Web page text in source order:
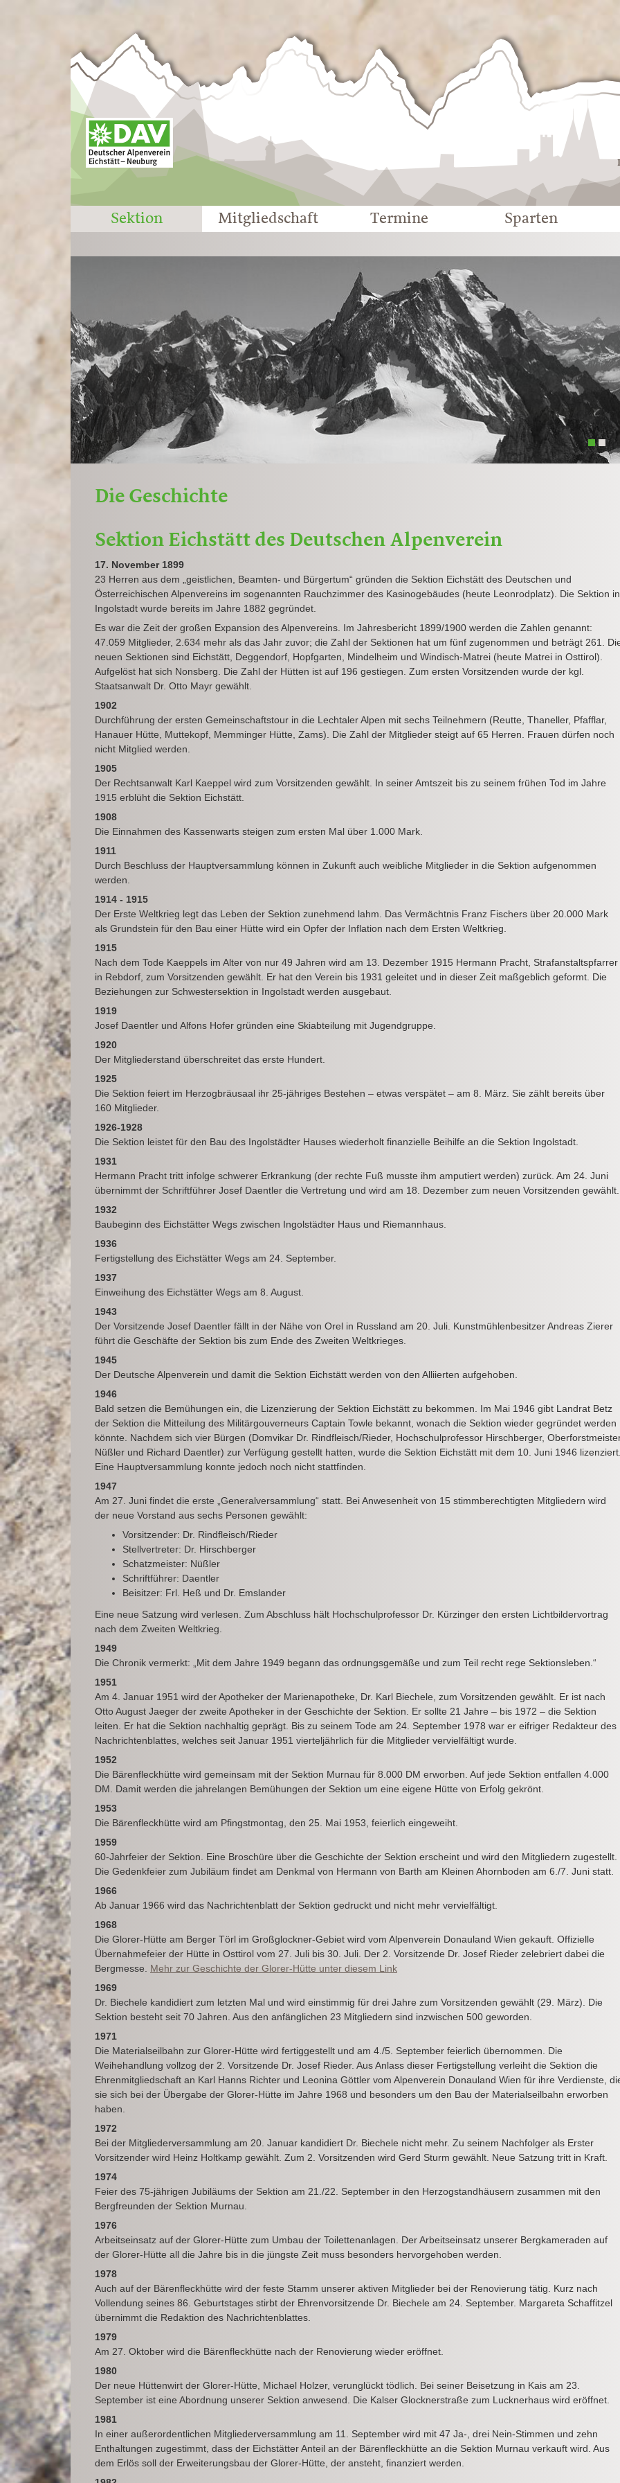
Sektion
Eichstätt
Sektion Mitgliedschaft Termine Sparten
1 2
Die Geschichte
Sektion Eichstätt des Deutschen Alpenverein
17. November 1899
23 Herren aus dem „geistlichen, Beamten- und Bürgertum“ gründen die Sektion Eichstätt des Deutschen und
Österreichischen Alpenvereins im sogenannten Rauchzimmer des Kasinogebäudes (heute Leonrodplatz). Die Sektion in
Ingolstadt wurde bereits im Jahre 1882 gegründet.
Es war die Zeit der großen Expansion des Alpenvereins. Im Jahresbericht 1899/1900 werden die Zahlen genannt:
47.059 Mitglieder, 2.634 mehr als das Jahr zuvor; die Zahl der Sektionen hat um fünf zugenommen und beträgt 261.
neuen Sektionen sind Eichstätt, Deggendorf, Hopfgarten, Mindelheim und Windisch-Matrei (heute Matrei in Osttirol).
Aufgelöst hat sich Nonsberg. Die Zahl der Hütten ist auf 196 gestiegen. Zum ersten Vorsitzenden wurde der kgl.
Staatsanwalt Dr. Otto Mayr gewählt.
1902
Durchführung der ersten Gemeinschaftstour in die Lechtaler Alpen mit sechs Teilnehmern (Reutte, Thaneller, Pfafflar,
Hanauer Hütte, Muttekopf, Memminger Hütte, Zams). Die Zahl der Mitglieder steigt auf 65 Herren. Frauen dürfen noch
nicht Mitglied werden.
1905
Der Rechtsanwalt Karl Kaeppel wird zum Vorsitzenden gewählt. In seiner Amtszeit bis zu seinem frühen Tod im Jahre
1915 erblüht die Sektion Eichstätt.
1908
Die Einnahmen des Kassenwarts steigen zum ersten Mal über 1.000 Mark.
1911
Durch Beschluss der Hauptversammlung können in Zukunft auch weibliche Mitglieder in die Sektion aufgenommen
werden.
1914 - 1915
Der Erste Weltkrieg legt das Leben der Sektion zunehmend lahm. Das Vermächtnis Franz Fischers über 20.000 Mark
als Grundstein für den Bau einer Hütte wird ein Opfer der Inflation nach dem Ersten Weltkrieg.
1915
Nach dem Tode Kaeppels im Alter von nur 49 Jahren wird am 13. Dezember 1915 Hermann Pracht, Strafanstaltspfarrer
in Rebdorf, zum Vorsitzenden gewählt. Er hat den Verein bis 1931 geleitet und in dieser Zeit maßgeblich geformt. Die
Beziehungen zur Schwestersektion in Ingolstadt werden ausgebaut.
1919
Josef Daentler und Alfons Hofer gründen eine Skiabteilung mit Jugendgruppe.
1920
Der Mitgliederstand überschreitet das erste Hundert.
1925
Die Sektion feiert im Herzogbräusaal ihr 25-jähriges Bestehen – etwas verspätet – am 8. März. Sie zählt bereits über
160 Mitglieder.
1926-1928
Die Sektion leistet für den Bau des Ingolstädter Hauses wiederholt finanzielle Beihilfe an die Sektion Ingolstadt.
1931
Hermann Pracht tritt infolge schwerer Erkrankung (der rechte Fuß musste ihm amputiert werden) zurück. Am 24. Juni
übernimmt der Schriftführer Josef Daentler die Vertretung und wird am 18. Dezember zum neuen Vorsitzenden gewählt.
1932
Baubeginn des Eichstätter Wegs zwischen Ingolstädter Haus und Riemannhaus.
1936
Fertigstellung des Eichstätter Wegs am 24. September.
1937
Einweihung des Eichstätter Wegs am 8. August.
1943
Der Vorsitzende Josef Daentler fällt in der Nähe von Orel in Russland am 20. Juli. Kunstmühlenbesitzer Andreas Zierer
führt die Geschäfte der Sektion bis zum Ende des Zweiten Weltkrieges.
1945
Der Deutsche Alpenverein und damit die Sektion Eichstätt werden von den Alliierten aufgehoben.
1946
Bald setzen die Bemühungen ein, die Lizenzierung der Sektion Eichstätt zu bekommen. Im Mai 1946 gibt Landrat Betz
der Sektion die Mitteilung des Militärgouverneurs Captain Towle bekannt, wonach die Sektion wieder gegründet werden
könnte. Nachdem sich vier Bürgen (Domvikar Dr. Rindfleisch/Rieder, Hochschulprofessor Hirschberger,
Nüßler und Richard Daentler) zur Verfügung gestellt hatten, wurde die Sektion Eichstätt mit dem 10. Juni 1946
Eine Hauptversammlung konnte jedoch noch nicht stattfinden.
1947
Am 27. Juni findet die erste „Generalversammlung“ statt. Bei Anwesenheit von 15 stimmberechtigten Mitgliedern wird
der neue Vorstand aus sechs Personen gewählt:
Vorsitzender: Dr. Rindfleisch/Rieder
Stellvertreter: Dr. Hirschberger
Schatzmeister: Nüßler
Schriftführer: Daentler
Beisitzer: Frl. Heß und Dr. Emslander
Eine neue Satzung wird verlesen. Zum Abschluss hält Hochschulprofessor Dr. Kürzinger den ersten Lichtbildervortrag
nach dem Zweiten Weltkrieg.
1949
Die Chronik vermerkt: „Mit dem Jahre 1949 begann das ordnungsgemäße und zum Teil recht rege Sektionsleben.“
1951
Am 4. Januar 1951 wird der Apotheker der Marienapotheke, Dr. Karl Biechele, zum Vorsitzenden gewählt. Er ist nach
Otto August Jaeger der zweite Apotheker in der Geschichte der Sektion. Er sollte 21 Jahre – bis 1972 – die Sektion
leiten. Er hat die Sektion nachhaltig geprägt. Bis zu seinem Tode am 24. September 1978 war er eifriger Redakteur des
Nachrichtenblattes, welches seit Januar 1951 vierteljährlich für die Mitglieder vervielfältigt wurde.
1952
Die Bärenfleckhütte wird gemeinsam mit der Sektion Murnau für 8.000 DM erworben. Auf jede Sektion entfallen 4.000
DM. Damit werden die jahrelangen Bemühungen der Sektion um eine eigene Hütte von Erfolg gekrönt.
1953
Die Bärenfleckhütte wird am Pfingstmontag, den 25. Mai 1953, feierlich eingeweiht.
1959
60-Jahrfeier der Sektion. Eine Broschüre über die Geschichte der Sektion erscheint und wird den Mitgliedern zugestellt.
Die Gedenkfeier zum Jubiläum findet am Denkmal von Hermann von Barth am Kleinen Ahornboden am 6./7. Juni statt.
1966
Ab Januar 1966 wird das Nachrichtenblatt der Sektion gedruckt und nicht mehr vervielfältigt.
1968
Die Glorer-Hütte am Berger Törl im Großglockner-Gebiet wird vom Alpenverein Donauland Wien gekauft. Offizielle
Übernahmefeier der Hütte in Osttirol vom 27. Juli bis 30. Juli. Der 2. Vorsitzende Dr. Josef Rieder zelebriert dabei die
Bergmesse. Mehr zur Geschichte der Glorer-Hütte unter diesem Link
1969
Dr. Biechele kandidiert zum letzten Mal und wird einstimmig für drei Jahre zum Vorsitzenden gewählt (29. März). Die
Sektion besteht seit 70 Jahren. Aus den anfänglichen 23 Mitgliedern sind inzwischen 500 geworden.
1971
Die Materialseilbahn zur Glorer-Hütte wird fertiggestellt und am 4./5. September feierlich übernommen. Die
Weihehandlung vollzog der 2. Vorsitzende Dr. Josef Rieder. Aus Anlass dieser Fertigstellung verleiht die Sektion die
Ehrenmitgliedschaft an Karl Hanns Richter und Leonina Göttler vom Alpenverein Donauland Wien für ihre Verdienste,
sie sich bei der Übergabe der Glorer-Hütte im Jahre 1968 und besonders um den Bau der Materialseilbahn erworben
haben.
1972
Bei der Mitgliederversammlung am 20. Januar kandidiert Dr. Biechele nicht mehr. Zu seinem Nachfolger als Erster
Vorsitzender wird Heinz Holtkamp gewählt. Zum 2. Vorsitzenden wird Gerd Sturm gewählt. Neue Satzung tritt in Kraft.
1974
Feier des 75-jährigen Jubiläums der Sektion am 21./22. September in den Herzogstandhäusern zusammen mit den
Bergfreunden der Sektion Murnau.
1976
Arbeitseinsatz auf der Glorer-Hütte zum Umbau der Toilettenanlagen. Der Arbeitseinsatz unserer Bergkameraden auf
der Glorer-Hütte all die Jahre bis in die jüngste Zeit muss besonders hervorgehoben werden.
1978
Auch auf der Bärenfleckhütte wird der feste Stamm unserer aktiven Mitglieder bei der Renovierung tätig. Kurz nach
Vollendung seines 86. Geburtstages stirbt der Ehrenvorsitzende Dr. Biechele am 24. September. Margareta Schaffitzel
übernimmt die Redaktion des Nachrichtenblattes.
1979
Am 27. Oktober wird die Bärenfleckhütte nach der Renovierung wieder eröffnet.
1980
Der neue Hüttenwirt der Glorer-Hütte, Michael Holzer, verunglückt tödlich. Bei seiner Beisetzung in Kais am 23.
September ist eine Abordnung unserer Sektion anwesend. Die Kalser Glocknerstraße zum Lucknerhaus wird eröffnet.
1981
In einer außerordentlichen Mitgliederversammlung am 11. September wird mit 47 Ja-, drei Nein-Stimmen und zehn
Enthaltungen zugestimmt, dass der Eichstätter Anteil an der Bärenfleckhütte an die Sektion Murnau verkauft wird. Aus
dem Erlös soll der Erweiterungsbau der Glorer-Hütte, der ansteht, finanziert werden.